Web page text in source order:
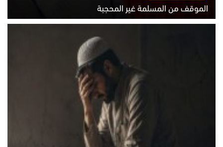
الموقف من المسلمة غير المحجبة
الخميس 6 أغسطس 2026 10:45 ص